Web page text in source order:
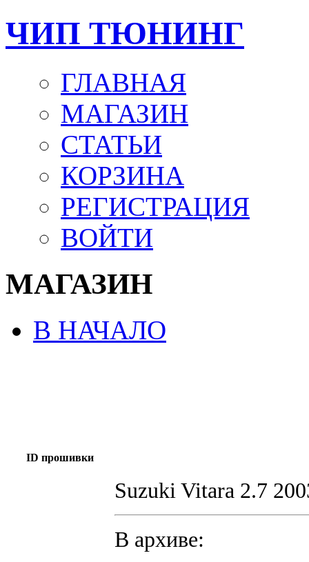
ЧИП ТЮНИНГ
ГЛАВНАЯ
МАГАЗИН
СТАТЬИ
КОРЗИНА
РЕГИСТРАЦИЯ
ВОЙТИ
МАГАЗИН
В НАЧАЛО
ID прошивки
Suzuki Vitara 2.7
В архиве: